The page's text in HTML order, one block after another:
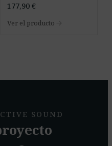
177,90 €
Ver el producto arrow_forward
SOUND